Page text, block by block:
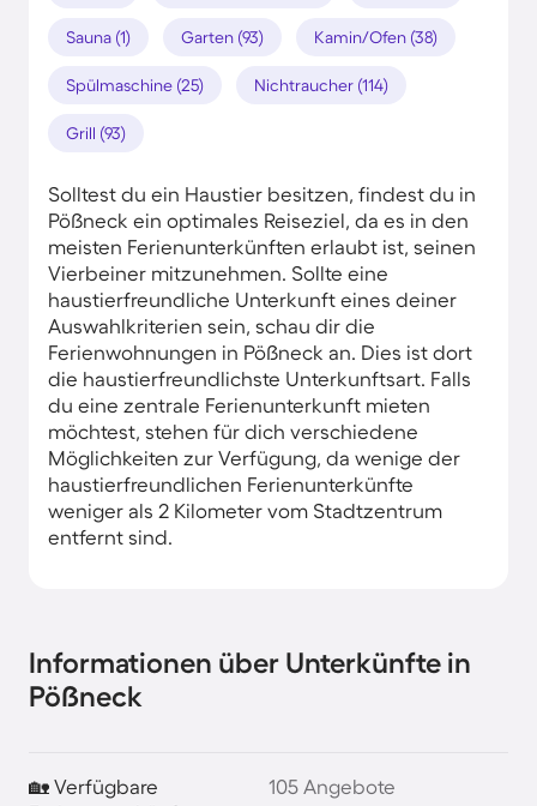
Sauna (1) Garten (93) Kamin/Ofen (38)
Spülmaschine (25) Nichtraucher (114)
Grill (93)
Solltest du ein Haustier besitzen, findest du in
Pößneck ein optimales Reiseziel, da es in den
meisten Ferienunterkünften erlaubt ist, seinen
Vierbeiner mitzunehmen. Sollte eine
haustierfreundliche Unterkunft eines deiner
Auswahlkriterien sein, schau dir die
Ferienwohnungen in Pößneck an. Dies ist dort
die haustierfreundlichste Unterkunftsart. Falls
du eine zentrale Ferienunterkunft mieten
möchtest, stehen für dich verschiedene
Möglichkeiten zur Verfügung, da wenige der
haustierfreundlichen Ferienunterkünfte
weniger als 2 Kilometer vom Stadtzentrum
entfernt sind.
Informationen über Unterkünfte in
Pößneck
🏡 Verfügbare
105 Angebote